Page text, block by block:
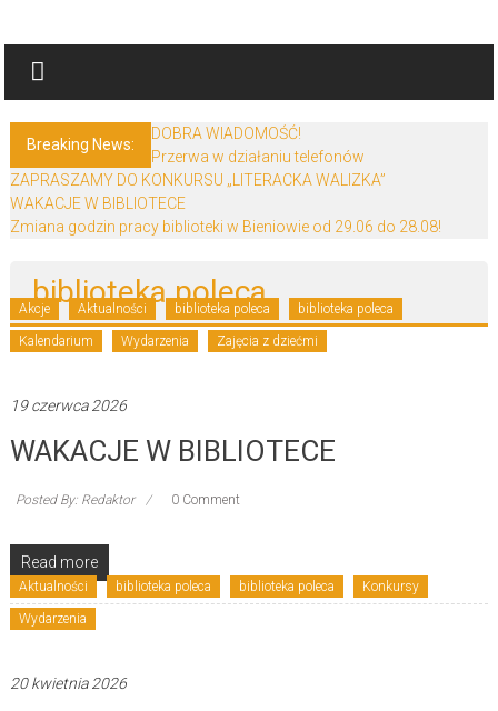
Biblioteki
Gminy
Żary
Biblioteki
Gminy
Żary
zespół
bibliotek
mieszczący
się
Powiecie
Żarskim.
Breaking News:
DOBRA WIADOMOŚĆ!
Przerwa w działaniu telefonów
ZAPRASZAMY DO KONKURSU „LITERACKA WALIZKA”
WAKACJE W BIBLIOTECE
Zmiana godzin pracy biblioteki w Bieniowie od 29.06 do 28.08!
biblioteka poleca
Akcje Aktualności biblioteka poleca biblioteka poleca
Kalendarium Wydarzenia Zajęcia z dziećmi
19 czerwca 2026
WAKACJE W BIBLIOTECE
Posted By: Redaktor 0 Comment
Read more
Aktualności biblioteka poleca biblioteka poleca Konkursy
Wydarzenia
20 kwietnia 2026